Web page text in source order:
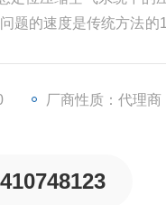
题的速度是传统方法
厂商性质：代理商